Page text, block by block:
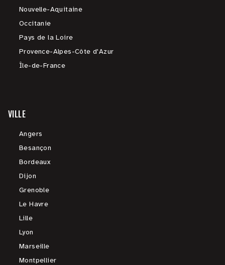
Nouvelle-Aquitaine
Occitanie
Pays de la Loire
Provence-Alpes-Côte d'Azur
Île-de-France
VILLE
Angers
Besançon
Bordeaux
Dijon
Grenoble
Le Havre
Lille
Lyon
Marseille
Montpellier